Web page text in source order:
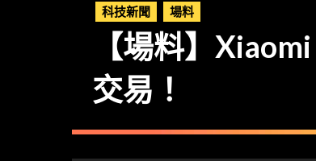
科技新聞 場料
【場料】
交易！